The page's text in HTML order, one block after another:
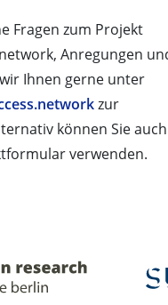
Fragen zum Projekt
Anregungen
Ihnen gerne unter
zur
können Sie auch
verwenden.